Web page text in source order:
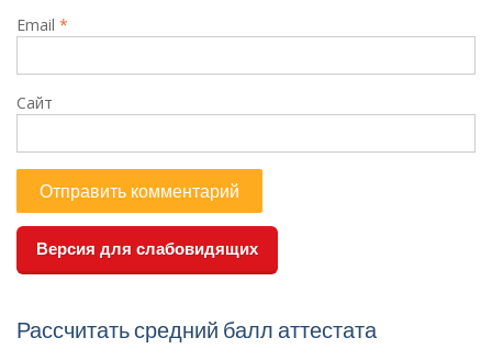
Email *
Сайт
Версия для слабовидящих
Рассчитать средний балл аттестата